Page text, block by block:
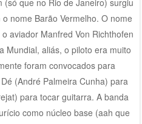
nome Barão Vermelho. O nome
aviador Manfred Von Richthofen
Mundial, aliás, o piloto era muito
foram convocados para
(André Palmeira Cunha) para
para tocar guitarra. A banda
como núcleo base (aah que